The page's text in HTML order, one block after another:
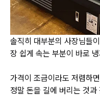
솔직히 대부분의 사장님들이
장 쉽게 속는 부분이 바로
가격이 조금이라도 저렴하
정말 돈을 길에 버리는 것과